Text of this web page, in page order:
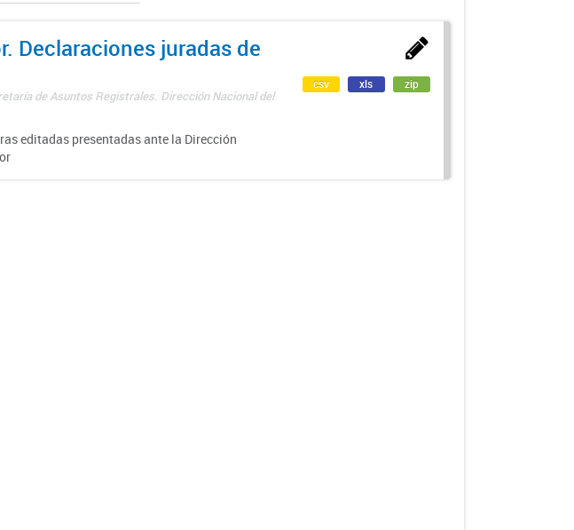
Declaraciones juradas de
de Asuntos Registrales. Dirección Nacional del
editadas presentadas ante la Dirección
csv xls zip